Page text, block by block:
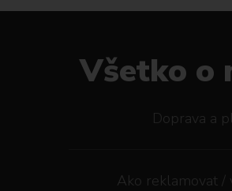
Všetko o
Doprava a
Ako reklamovat /